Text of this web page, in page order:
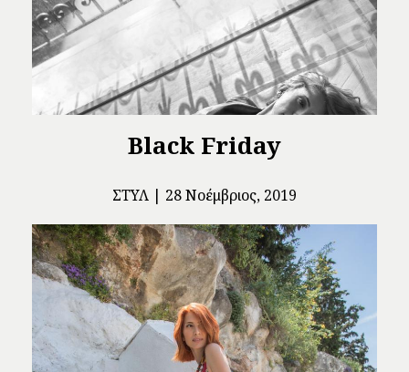
Black Friday
ΣΤΥΛ 28 Νοέμβριος, 2019